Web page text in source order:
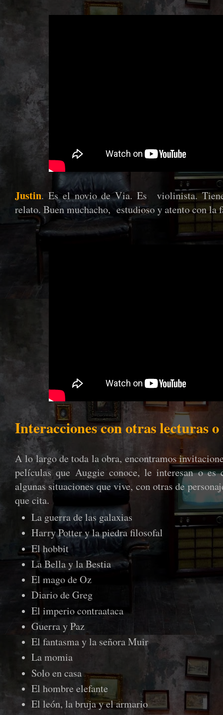
Justin. Es el novio de Via. Es violinista.
relato. Buen muchacho, estudioso y atento con
Interacciones con otras lecturas
A lo largo de toda la obra, encontramos
películas que Auggie conoce, le interesan o es
algunas situaciones que vive, con otras de
que cita.
La guerra de las galaxias
Harry Potter y la piedra filosofal
El hobbit
La Bella y la Bestia
El mago de Oz
Diario de Greg
El imperio contraataca
Guerra y Paz
El fantasma y la señora Muir
La momia
Solo en casa
El hombre elefante
El león, la bruja y el armario